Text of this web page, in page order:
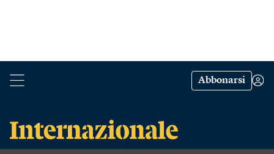
Abbonarsi